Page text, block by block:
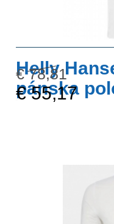
Helly
pánska
€ 78,81
€ 55,17